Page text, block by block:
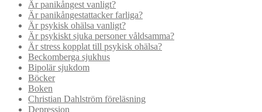
Är panikångest vanligt?
Är panikångestattacker farliga?
Är psykisk ohälsa vanligt?
Är psykiskt sjuka personer våldsamma?
Är stress kopplat till psykisk ohälsa?
Beckomberga sjukhus
Bipolär sjukdom
Böcker
Boken
Christian Dahlström föreläsning
Depression